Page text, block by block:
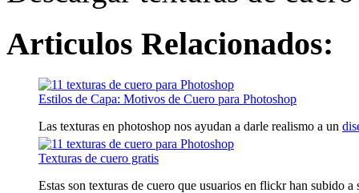
Articulos Relacionados:
Estilos de Capa: Motivos de Cuero para Photoshop
Las texturas en photoshop nos ayudan a darle realismo a un
Texturas de cuero gratis
Estas son texturas de cuero que usuarios en flickr han subido a